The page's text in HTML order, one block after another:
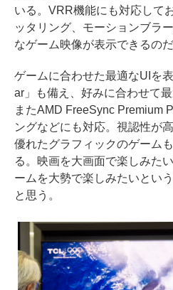
いる。VRR機能にも対応して
ッタリング、モーションブラ
なゲーム映像が表示できるのだ
ゲームに合わせた最適なUIを
ar」も備え、好みに合わせて
またAMD FreeSync Premium
ングなどにも対応。視認性が
優れたグラフィックのゲーム
る。映画を大画面で楽しみた
ームを大勢で楽しみたいとい
と思う。